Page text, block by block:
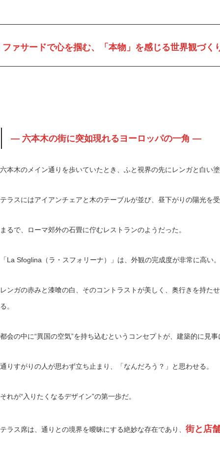
ファサードで心を掴む、「本物」を感じる世界観づく
― 六本木の街に突如現れるヨーロッパの一角 ―
六本木のメイン通りを歩いていたとき、ふと視界の先にレンガと白い
テラスにはアイアンチェアと木のテーブルが並び、昼下がりの陽光を
まるで、ローマ郊外の石畳に佇むレストランのようだった。
「La Sfoglina（ラ・スフォリーナ）」は、外観の完成度が非常に高い。
レンガの赤みと漆喰の白、そのコントラストが美しく、奥行きを持た
る。
都会の中に“異国の空気”を持ち込むというコンセプトが、建築的に見
通りすがりの人が思わず立ち止まり、「なんだろう？」と思わせる。
それが“入りたくなるデザイン”の第一歩だ。
テラス席は、通りとの境界を曖昧にする絶妙な存在であり、 街と店